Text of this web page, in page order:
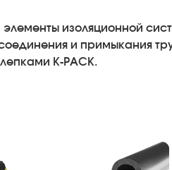
изоляционной
и примыкания
K-PACK.